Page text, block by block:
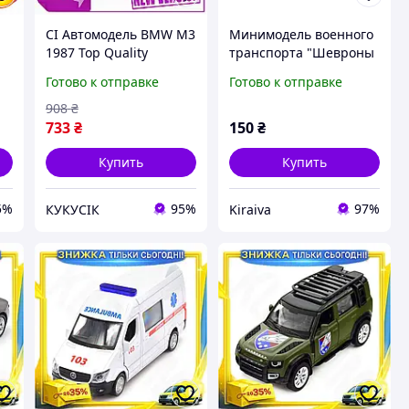
CI Автомодель BMW M3
1987 Top Quality
машинка для детей от
3 лет игрушка из метал
CI2-888
Готово к отправке
733 ₴
908 ₴
Купить
КУКУСІК 95%
Минимодель военного
транспорта "Шевроны
250363UM-4
Готово к отправке
150₴
Купить
Kiraiva 97%